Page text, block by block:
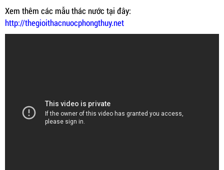
Xem thêm các mẫu thác nước tại đây:
http://thegioithacnuocphongthuy.net